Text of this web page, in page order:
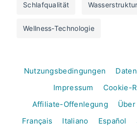
Schlafqualität
Wellness-Technologie
Nutzungsbedingungen
Impressum
Cookie-
Affiliate-Offenlegung
Français
Italiano Español